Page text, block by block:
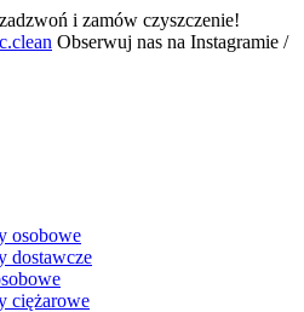
i zamów czyszczenie!
Obserwuj nas na Instagramie /
osobowe
dostawcze
ciężarowe